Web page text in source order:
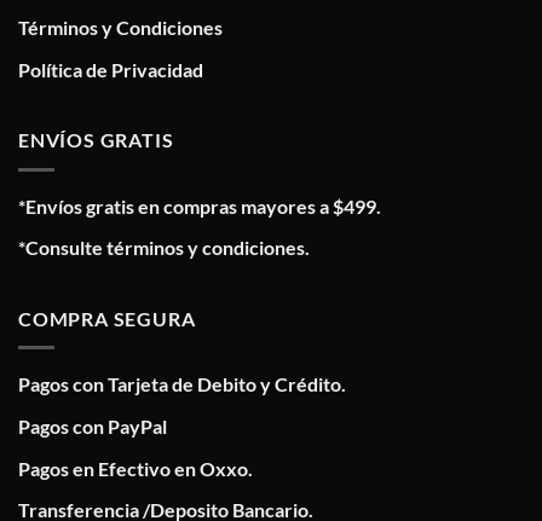
Términos y Condiciones
Política de Privacidad
ENVÍOS GRATIS
*Envíos gratis en compras mayores a $499.
*Consulte términos y condiciones.
COMPRA SEGURA
Pagos con Tarjeta de Debito y Crédito.
Pagos con PayPal
Pagos en Efectivo en Oxxo.
Transferencia /Deposito Bancario.